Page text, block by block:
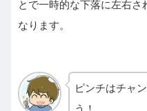
とで一時的な下落に左右さ
なります。
ピンチはチャ